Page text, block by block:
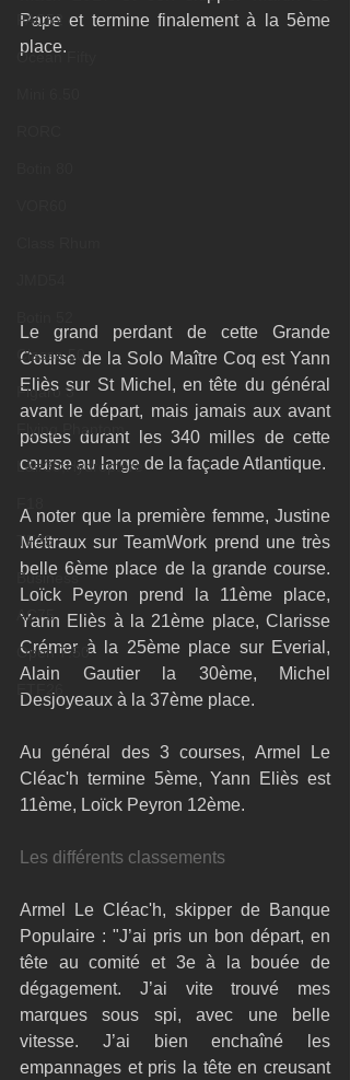
PAC52
Ocean Fifty
Classe 50
Figaro 3
Flying Phantom
L&#39;Hydroptère
TF35
Business
AC75
Open 7.50
ETF26
Pape et termine finalement à la 5ème
place.
Le grand perdant de cette Grande
Course de la Solo Maître Coq est Yann
Eliès sur St Michel, en tête du général
avant le départ, mais jamais aux avant
postes durant les 340 milles de cette
course au large de la façade Atlantique.
A noter que la première femme, Justine
Méttraux sur TeamWork prend une très
belle 6ème place de la grande course.
Loïck Peyron prend la 11ème place,
Yann Eliès à la 21ème place, Clarisse
Crémer à la 25ème place sur Everial,
Alain Gautier la 30ème, Michel
Desjoyeaux à la 37ème place.
Au général des 3 courses, Armel Le
Cléac'h termine 5ème, Yann Eliès est
11ème, Loïck Peyron 12ème.
Les différents classements
Armel Le Cléac'h, skipper de Banque
Populaire : "J’ai pris un bon départ, en
tête au comité et 3e à la bouée de
dégagement. J’ai vite trouvé mes
marques sous spi, avec une belle
vitesse. J’ai bien enchaîné les
empannages et pris la tête en creusant